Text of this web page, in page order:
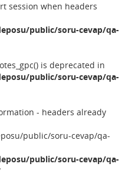
session when headers
public/soru-cevap/qa-
is deprecated in
public/soru-cevap/qa-
- headers already
public/soru-cevap/qa-
public/soru-cevap/qa-